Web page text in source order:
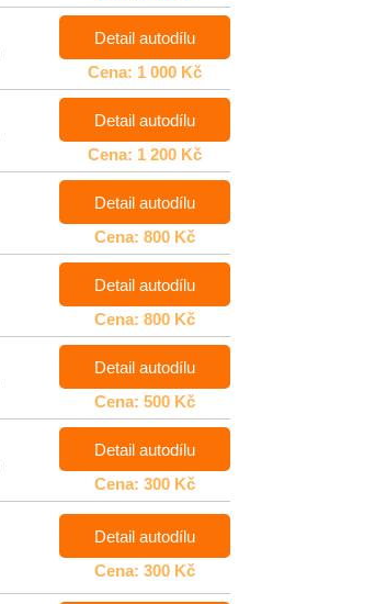
Detail autodílu
Cena: 1 000 Kč
Detail autodílu
Cena: 1 200 Kč
Detail autodílu
Cena: 800 Kč
Detail autodílu
Cena: 800 Kč
Detail autodílu
Cena: 500 Kč
Detail autodílu
Cena: 300 Kč
Detail autodílu
Cena: 300 Kč